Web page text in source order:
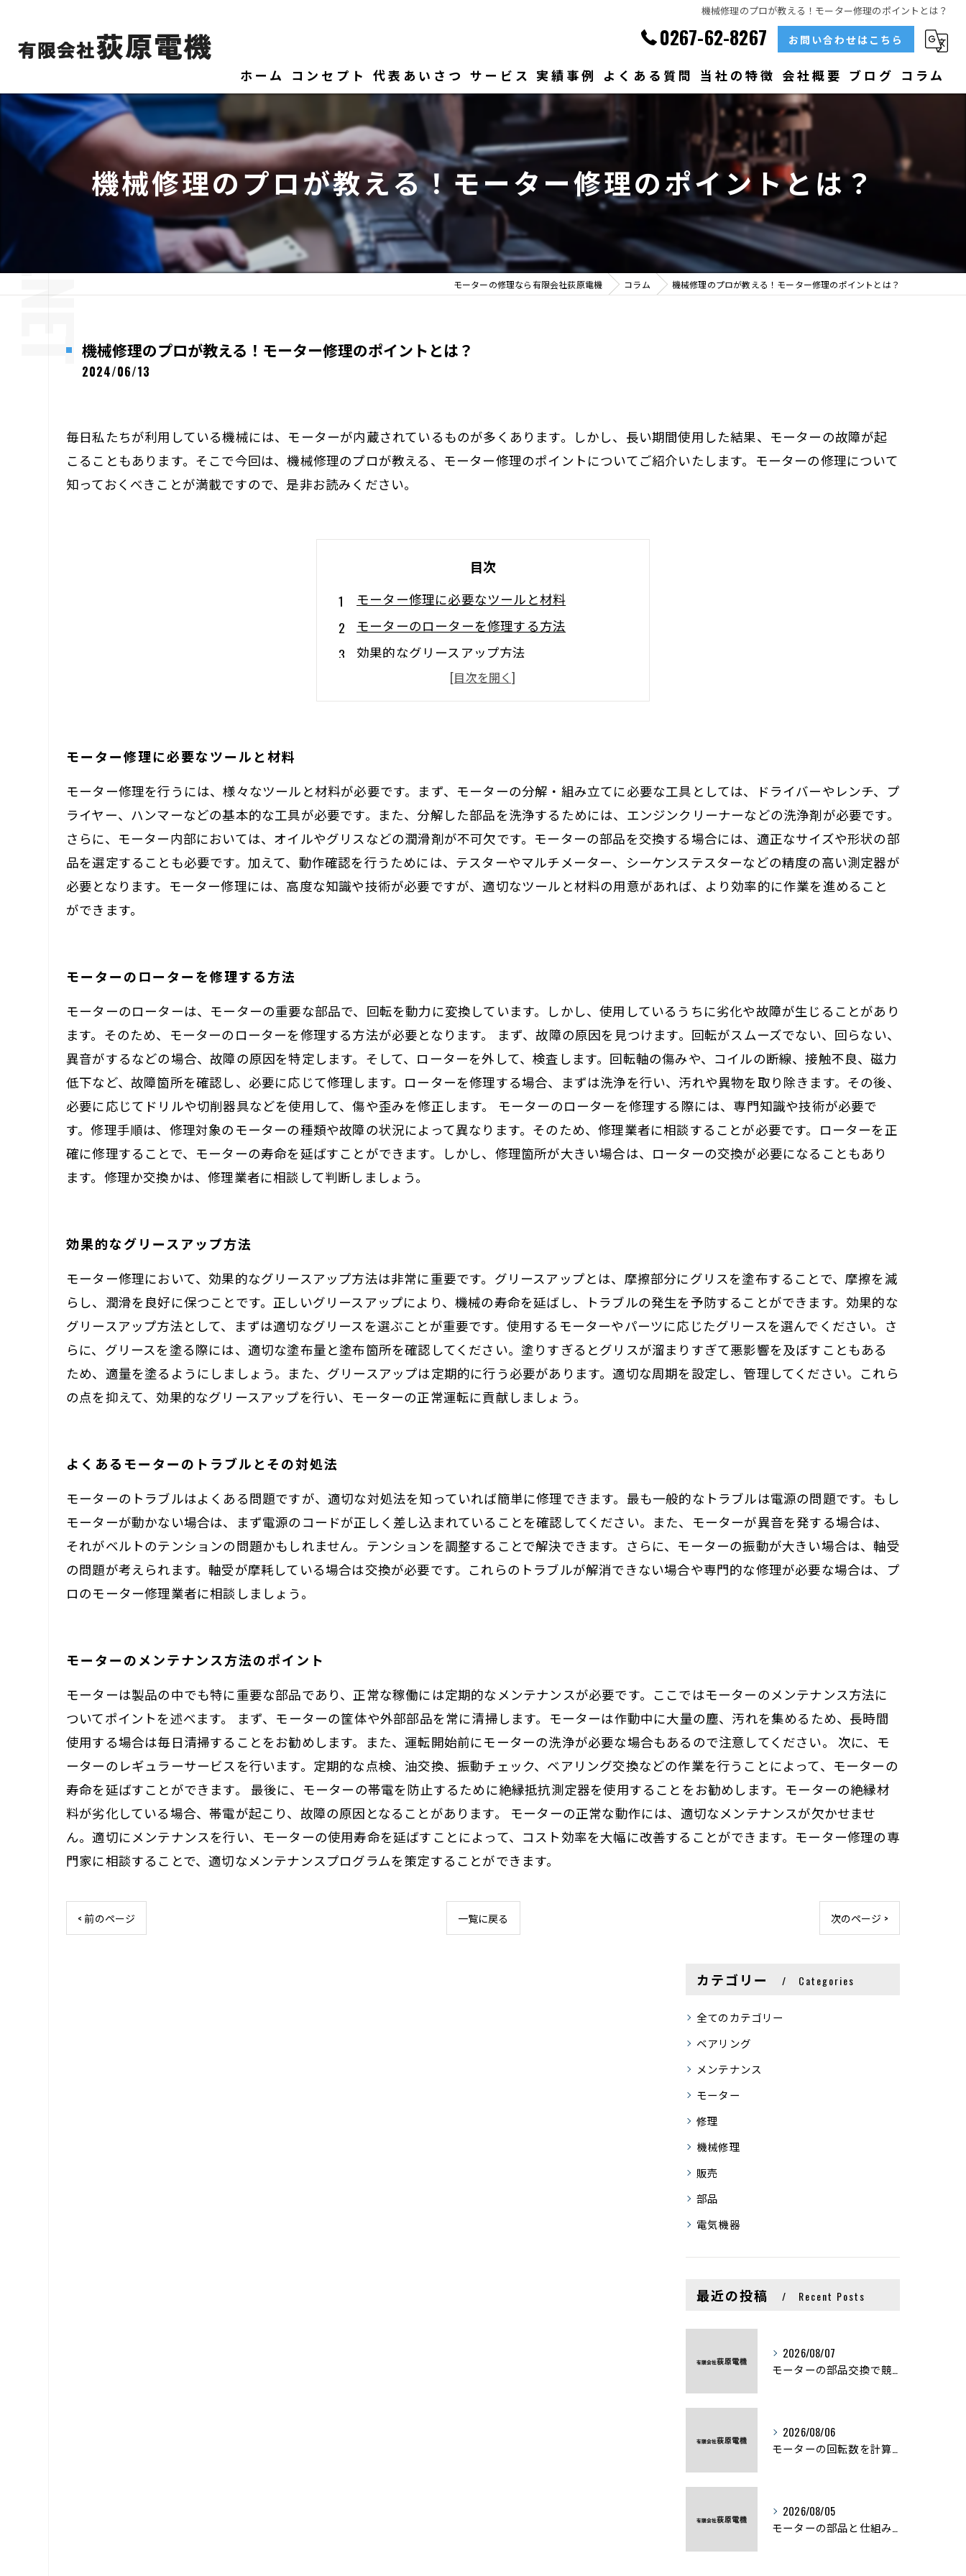
機械修理のプロが教える！モーター修理のポイントとは？
0267-62-8267 お問い合わせはこちら
ホーム コンセプト 代表あいさつ サービス 実績事例 よくある質問 当社の特徴
ベアリング
大型
メンテナンス
販売
会社概要 ブログ コラム
機械修理のプロが教える！モーター修理のポイントとは？
モーターの修理なら有限会社荻原電機 コラム 機械修理のプロが教える！モーター修理のポイントとは？
機械修理のプロが教える！モーター修理のポイントとは？
2024/06/13
毎日私たちが利用している機械には、モーターが内蔵されているものが多くあります。しかし、長い期間使用した結果、モーターの故障が起
こることもあります。そこで今回は、機械修理のプロが教える、モーター修理のポイントについてご紹介いたします。モーターの修理について
知っておくべきことが満載ですので、是非お読みください。
目次
モーター修理に必要なツールと材料
モーターのローターを修理する方法
効果的なグリースアップ方法
よくあるモーターのトラブルとその対処法
モーターのメンテナンス方法のポイント
モーター修理に必要なツールと材料
モーター修理を行うには、様々なツールと材料が必要です。まず、モーターの分解・組み立てに必要な工具としては、ドライバーやレンチ、プ
ライヤー、ハンマーなどの基本的な工具が必要です。また、分解した部品を洗浄するためには、エンジンクリーナーなどの洗浄剤が必要です。
さらに、モーター内部においては、オイルやグリスなどの潤滑剤が不可欠です。モーターの部品を交換する場合には、適正なサイズや形状の部
品を選定することも必要です。加えて、動作確認を行うためには、テスターやマルチメーター、シーケンステスターなどの精度の高い測定器が
必要となります。モーター修理には、高度な知識や技術が必要ですが、適切なツールと材料の用意があれば、より効率的に作業を進めること
ができます。
モーターのローターを修理する方法
モーターのローターは、モーターの重要な部品で、回転を動力に変換しています。しかし、使用しているうちに劣化や故障が生じることがあり
ます。そのため、モーターのローターを修理する方法が必要となります。 まず、故障の原因を見つけます。回転がスムーズでない、回らない、
異音がするなどの場合、故障の原因を特定します。そして、ローターを外して、検査します。回転軸の傷みや、コイルの断線、接触不良、磁力
低下など、故障箇所を確認し、必要に応じて修理します。ローターを修理する場合、まずは洗浄を行い、汚れや異物を取り除きます。その後、
必要に応じてドリルや切削器具などを使用して、傷や歪みを修正します。 モーターのローターを修理する際には、専門知識や技術が必要で
す。修理手順は、修理対象のモーターの種類や故障の状況によって異なります。そのため、修理業者に相談することが必要です。ローターを正
確に修理することで、モーターの寿命を延ばすことができます。しかし、修理箇所が大きい場合は、ローターの交換が必要になることもあり
ます。修理か交換かは、修理業者に相談して判断しましょう。
効果的なグリースアップ方法
モーター修理において、効果的なグリースアップ方法は非常に重要です。グリースアップとは、摩擦部分にグリスを塗布することで、摩擦を減
らし、潤滑を良好に保つことです。正しいグリースアップにより、機械の寿命を延ばし、トラブルの発生を予防することができます。効果的な
グリースアップ方法として、まずは適切なグリースを選ぶことが重要です。使用するモーターやパーツに応じたグリースを選んでください。さ
らに、グリースを塗る際には、適切な塗布量と塗布箇所を確認してください。塗りすぎるとグリスが溜まりすぎて悪影響を及ぼすこともある
ため、適量を塗るようにしましょう。また、グリースアップは定期的に行う必要があります。適切な周期を設定し、管理してください。これら
の点を抑えて、効果的なグリースアップを行い、モーターの正常運転に貢献しましょう。
よくあるモーターのトラブルとその対処法
モーターのトラブルはよくある問題ですが、適切な対処法を知っていれば簡単に修理できます。最も一般的なトラブルは電源の問題です。もし
モーターが動かない場合は、まず電源のコードが正しく差し込まれていることを確認してください。また、モーターが異音を発する場合は、
それがベルトのテンションの問題かもしれません。テンションを調整することで解決できます。さらに、モーターの振動が大きい場合は、軸受
の問題が考えられます。軸受が摩耗している場合は交換が必要です。これらのトラブルが解消できない場合や専門的な修理が必要な場合は、プ
ロのモーター修理業者に相談しましょう。
モーターのメンテナンス方法のポイント
モーターは製品の中でも特に重要な部品であり、正常な稼働には定期的なメンテナンスが必要です。ここではモーターのメンテナンス方法に
ついてポイントを述べます。 まず、モーターの筐体や外部部品を常に清掃します。モーターは作動中に大量の塵、汚れを集めるため、長時間
使用する場合は毎日清掃することをお勧めします。また、運転開始前にモーターの洗浄が必要な場合もあるので注意してください。 次に、モ
ーターのレギュラーサービスを行います。定期的な点検、油交換、振動チェック、ベアリング交換などの作業を行うことによって、モーターの
寿命を延ばすことができます。 最後に、モーターの帯電を防止するために絶縁抵抗測定器を使用することをお勧めします。モーターの絶縁材
料が劣化している場合、帯電が起こり、故障の原因となることがあります。 モーターの正常な動作には、適切なメンテナンスが欠かせませ
ん。適切にメンテナンスを行い、モーターの使用寿命を延ばすことによって、コスト効率を大幅に改善することができます。モーター修理の専
門家に相談することで、適切なメンテナンスプログラムを策定することができます。
< 前のページ 一覧に戻る 次のページ >
カテゴリー Categories
全てのカテゴリー
ベアリング
メンテナンス
モーター
修理
機械修理
販売
部品
電気機器
最近の投稿 Recent Posts
2026/08/07
モーターの部品交換で競艇予想力を高める基礎知識と実費負担のポイント
2026/08/06
モーターの回転数を計算から実践まで徹底解説
2026/08/05
モーターの部品と仕組みを図解で学ぶ基礎知識まとめ